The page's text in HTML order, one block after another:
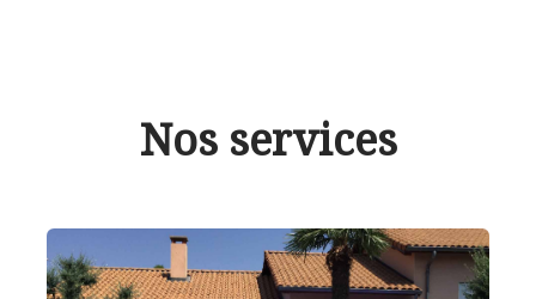
Nos services